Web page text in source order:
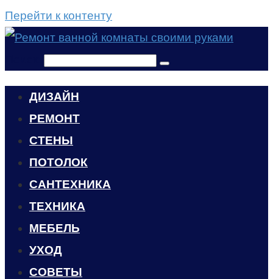
Перейти к контенту
ДИЗАЙН
РЕМОНТ
СТЕНЫ
ПОТОЛОК
САНТЕХНИКА
ТЕХНИКА
МЕБЕЛЬ
УХОД
CОВЕТЫ